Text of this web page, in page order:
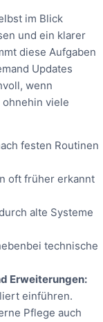
im Blick
und ein klarer
diese Aufgaben
Updates
wenn
viele
festen Routinen
oft früher erkannt
alte Systeme
technische
Erweiterungen:
einführen.
Pflege auch